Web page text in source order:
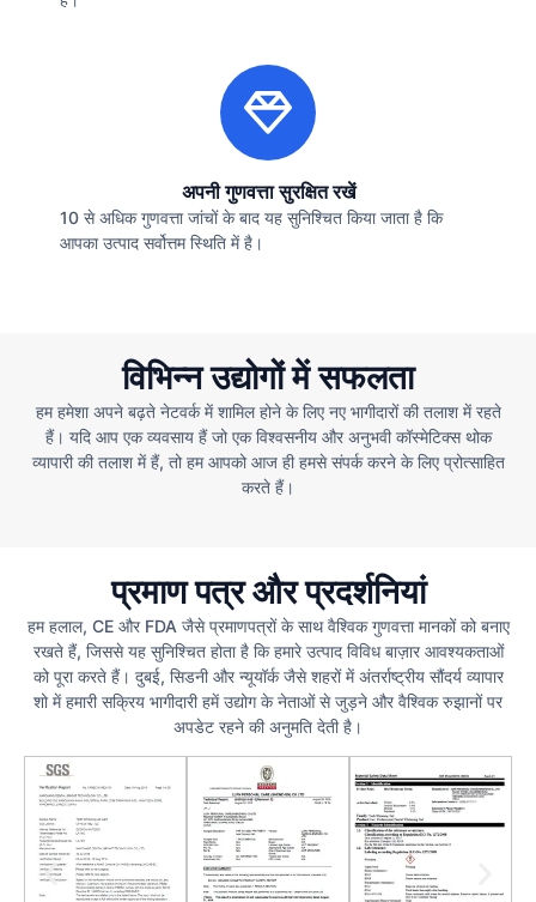
अपनी गुणवत्ता सुरक्षित रखें
10 से अधिक गुणवत्ता जांचों के बाद यह सुनिश्चित किया जाता है कि
आपका उत्पाद सर्वोत्तम स्थिति में है।
विभिन्न उद्योगों में सफलता
हम हमेशा अपने बढ़ते नेटवर्क में शामिल होने के लिए नए भागीदारों की तलाश में रहते
हैं। यदि आप एक व्यवसाय हैं जो एक विश्वसनीय और अनुभवी कॉस्मेटिक्स थोक
व्यापारी की तलाश में हैं, तो हम आपको आज ही हमसे संपर्क करने के लिए प्रोत्साहित
करते हैं।
प्रमाण पत्र और प्रदर्शनियां
हम हलाल, CE और FDA जैसे प्रमाणपत्रों के साथ वैश्विक गुणवत्ता मानकों को बनाए
रखते हैं, जिससे यह सुनिश्चित होता है कि हमारे उत्पाद विविध बाज़ार आवश्यकताओं
को पूरा करते हैं। दुबई, सिडनी और न्यूयॉर्क जैसे शहरों में अंतर्राष्ट्रीय सौंदर्य व्यापार
शो में हमारी सक्रिय भागीदारी हमें उद्योग के नेताओं से जुड़ने और वैश्विक रुझानों पर
अपडेट रहने की अनुमति देती है।